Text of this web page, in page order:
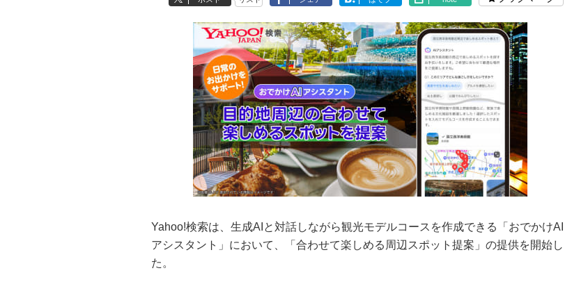
Yahoo!検索は、生成AIと対話しながら観光モデルコースを作成できる「おでかけAI
アシスタント」において、「合わせて楽しめる周辺スポット提案」の提供を開始し
た。